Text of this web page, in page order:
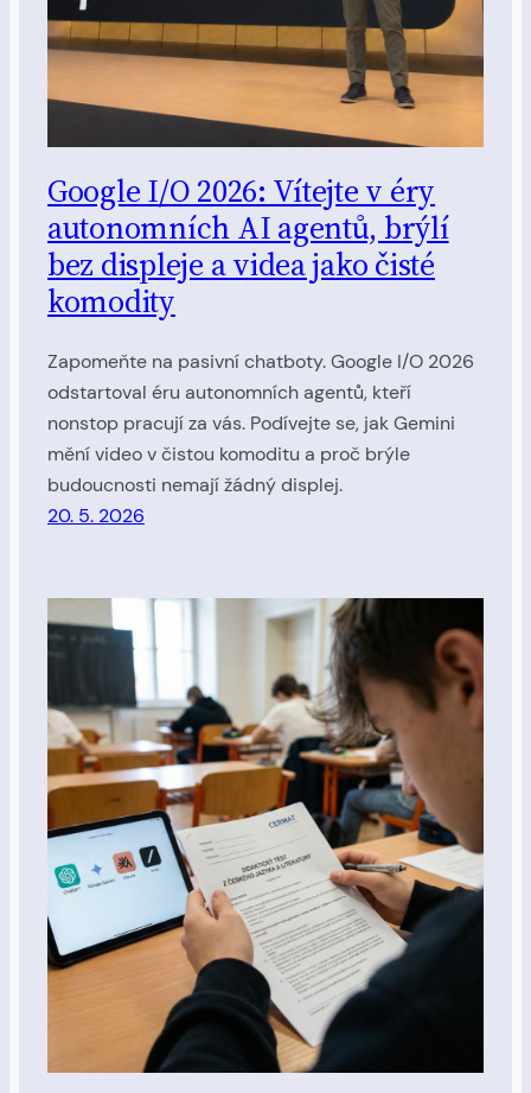
Google I/O 2026: Vítejte v éry
autonomních AI agentů, brýlí
bez displeje a videa jako čisté
komodity
Zapomeňte na pasivní chatboty. Google I/O 2026
odstartoval éru autonomních agentů, kteří
nonstop pracují za vás. Podívejte se, jak Gemini
mění video v čistou komoditu a proč brýle
budoucnosti nemají žádný displej.
20. 5. 2026